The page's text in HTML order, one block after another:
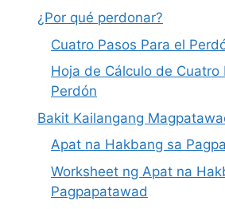
¿Por qué perdonar?
Cuatro Pasos Para el
Hoja de Cálculo de Cuatro
Perdón
Bakit Kailangang
Apat na Hakbang sa
Worksheet ng Apat na
Pagpapatawad